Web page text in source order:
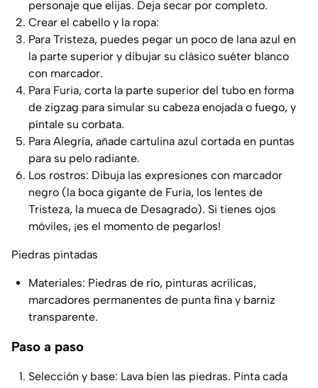
personaje que elijas. Deja secar por completo.
Crear el cabello y la ropa:
Para Tristeza, puedes pegar un poco de lana azul en
la parte superior y dibujar su clásico suéter blanco
con marcador.
Para Furia, corta la parte superior del tubo en forma
de zigzag para simular su cabeza enojada o fuego, y
píntale su corbata.
Para Alegría, añade cartulina azul cortada en puntas
para su pelo radiante.
Los rostros: Dibuja las expresiones con marcador
negro (la boca gigante de Furia, los lentes de
Tristeza, la mueca de Desagrado). Si tienes ojos
móviles, ¡es el momento de pegarlos!
Piedras pintadas
Materiales: Piedras de río, pinturas acrílicas,
marcadores permanentes de punta fina y barniz
transparente.
Paso a paso
Selección y base: Lava bien las piedras. Pinta cada